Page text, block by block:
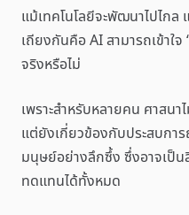
แม้เทคโนโลยีจะพัฒนาไปไก
เถียงกันคือ AI สามารถเข้าใ
จริงหรือไม่
เพราะสำหรับหลายคน ศาสน
แต่ยังเกี่ยวข้องกับประสบการ
มนุษย์อย่างลึกซึ้ง ซึ่งอาจเป็น
ทดแทนได้ทั้งหมด